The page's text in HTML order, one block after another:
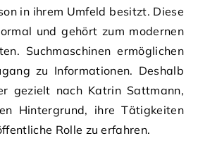
in ihrem Umfeld besitzt. Diese
und gehört zum modernen
Suchmaschinen ermöglichen
zu Informationen. Deshalb
gezielt nach Katrin Sattmann,
Hintergrund, ihre Tätigkeiten
Rolle zu erfahren.